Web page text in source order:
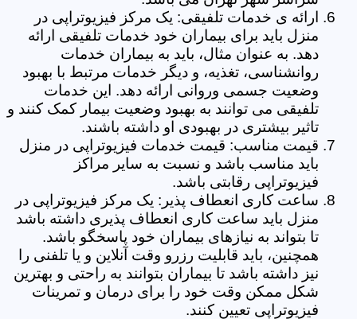
ارائه ی خدمات تلفیقی: یک مرکز فیزیوتراپی در
منزل باید برای بیماران خود خدمات تلفیقی ارائه
دهد. به عنوان مثال، باید به بیماران خدمات
روانشناسی، تغذیه، و دیگر خدمات مرتبط با بهبود
وضعیت جسمی وروانی ارائه دهد. این خدمات
تلفیقی می توانند به بهبود وضعیت بیمار کمک کنند و
تاثیر بیشتری در بهبودی او داشته باشند.
قیمت مناسب: قیمت خدمات فیزیوتراپی در منزل
باید مناسب باشد و نسبت به سایر مراکز
فیزیوتراپی رقابتی باشد.
ساعت کاری انعطاف پذیر: یک مرکز فیزیوتراپی در
منزل باید ساعت کاری انعطاف پذیری داشته باشد
تا بتواند به نیازهای بیماران خود پاسخگو باشد.
همچنین، باید قابلیت رزرو وقت آنلاین و یا تلفنی را
نیز داشته باشد تا بیماران بتوانند به راحتی و بهترین
شکل ممکن وقت خود را برای درمان و تمرینات
فیزیوتراپی تعیین کنند.